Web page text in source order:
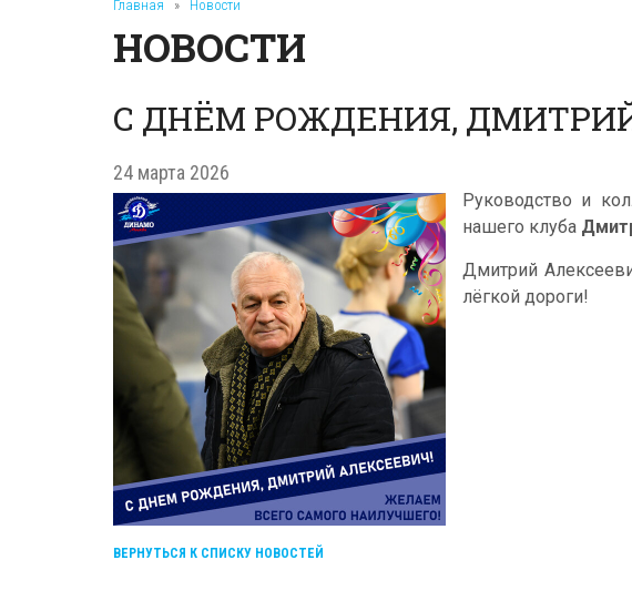
Главная » Новости
НОВОСТИ
С ДНЁМ РОЖДЕНИЯ,
24 марта 2026
Руководство и
нашего клуба
Дмитрий
лёгкой дороги!
ВЕРНУТЬСЯ К СПИСКУ НОВОСТЕЙ